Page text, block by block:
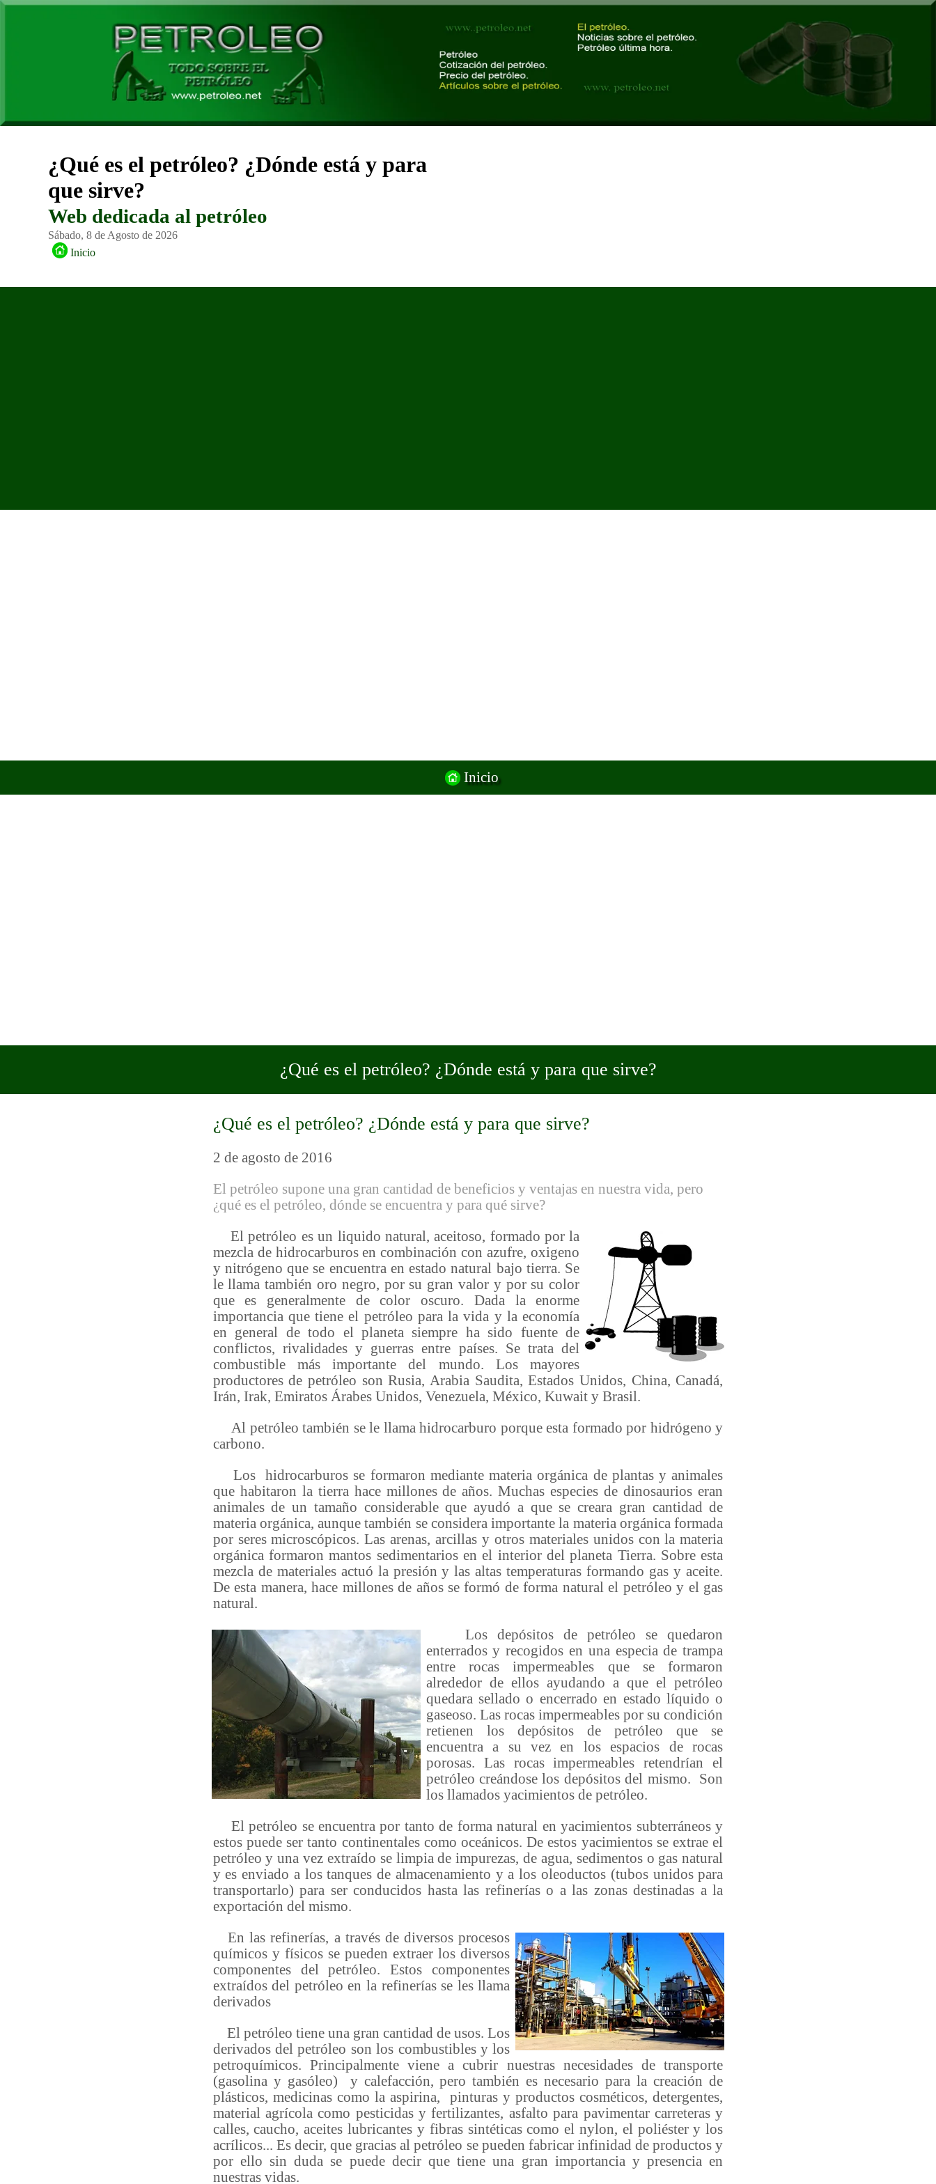
¿Qué es el petróleo? ¿Dónde está y para
que sirve?
Web dedicada al petróleo
Sábado, 8 de Agosto de 2026
Inicio
Inicio
¿Qué es el petróleo? ¿Dónde está y para que sirve?
¿Qué es el petróleo? ¿Dónde está y para que sirve?
2 de agosto de 2016
El petróleo supone una gran cantidad de beneficios y ventajas en nuestra vida, pero
¿qué es el petróleo, dónde se encuentra y para qué sirve?
El petróleo es un liquido natural, aceitoso, formado por la
mezcla de hidrocarburos en combinación con azufre, oxigeno
y nitrógeno que se encuentra en estado natural bajo tierra. Se
le llama también oro negro, por su gran valor y por su color
que es generalmente de color oscuro. Dada la enorme
importancia que tiene el petróleo para la vida y la economía
en general de todo el planeta siempre ha sido fuente de
conflictos, rivalidades y guerras entre países. Se trata del
combustible más importante del mundo. Los mayores
productores de petróleo son Rusia, Arabia Saudita, Estados Unidos, China, Canadá,
Irán, Irak, Emiratos Árabes Unidos, Venezuela, México, Kuwait y Brasil.
Al petróleo también se le llama hidrocarburo porque esta formado por hidrógeno y
carbono.
Los hidrocarburos se formaron mediante materia orgánica de plantas y animales
que habitaron la tierra hace millones de años. Muchas especies de dinosaurios eran
animales de un tamaño considerable que ayudó a que se creara gran cantidad de
materia orgánica, aunque también se considera importante la materia orgánica formada
por seres microscópicos. Las arenas, arcillas y otros materiales unidos con la materia
orgánica formaron mantos sedimentarios en el interior del planeta Tierra. Sobre esta
mezcla de materiales actuó la presión y las altas temperaturas formando gas y aceite.
De esta manera, hace millones de años se formó de forma natural el petróleo y el gas
natural.
Los depósitos de petróleo se quedaron
enterrados y recogidos en una especia de trampa
entre rocas impermeables que se formaron
alrededor de ellos ayudando a que el petróleo
quedara sellado o encerrado en estado líquido o
gaseoso. Las rocas impermeables por su condición
retienen los depósitos de petróleo que se
encuentra a su vez en los espacios de rocas
porosas. Las rocas impermeables retendrían el
petróleo creándose los depósitos del mismo. Son
los llamados yacimientos de petróleo.
El petróleo se encuentra por tanto de forma natural en yacimientos subterráneos y
estos puede ser tanto continentales como oceánicos. De estos yacimientos se extrae el
petróleo y una vez extraído se limpia de impurezas, de agua, sedimentos o gas natural
y es enviado a los tanques de almacenamiento y a los oleoductos (tubos unidos para
transportarlo) para ser conducidos hasta las refinerías o a las zonas destinadas a la
exportación del mismo.
En las refinerías, a través de diversos procesos
químicos y físicos se pueden extraer los diversos
componentes del petróleo. Estos componentes
extraídos del petróleo en la refinerías se les llama
derivados
El petróleo tiene una gran cantidad de usos. Los
derivados del petróleo son los combustibles y los
petroquímicos. Principalmente viene a cubrir nuestras necesidades de transporte
(gasolina y gasóleo) y calefacción, pero también es necesario para la creación de
plásticos, medicinas como la aspirina, pinturas y productos cosméticos, detergentes,
material agrícola como pesticidas y fertilizantes, asfalto para pavimentar carreteras y
calles, caucho, aceites lubricantes y fibras sintéticas como el nylon, el poliéster y los
acrílicos... Es decir, que gracias al petróleo se pueden fabricar infinidad de productos y
por ello sin duda se puede decir que tiene una gran importancia y presencia en
nuestras vidas.